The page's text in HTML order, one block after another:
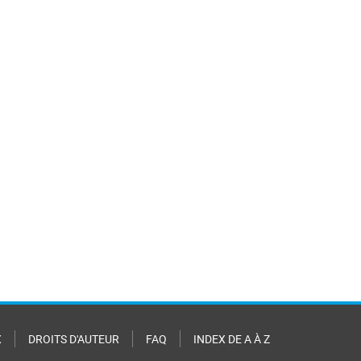
DROITS D'AUTEUR FAQ INDEX DE A À Z